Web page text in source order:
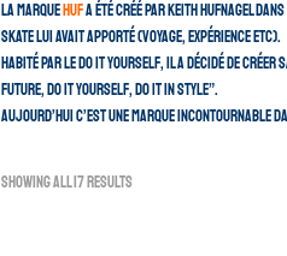
La marque Hufa été créé par Keith Hufnagel
skate lui avait apporté (voyage, expérience etc).
Habité par le Do It Yourself, il a décidé de créer
future, do it yourself, do it in style”.
Aujourd’hui c’est une marque incontournable
Showing all 17 results